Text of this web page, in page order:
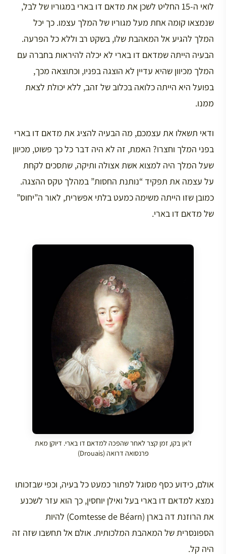
לואי ה-15 החליט לשכן את מדאם דו בארי במגוריו של לבל,
שנמצאו קומה אחת מעל מגוריו של המלך עצמו. כך יכל
המלך להגיע אל המאהבת שלו, בשקט רב וללא כל הפרעה.
הבעיה הייתה שמדאם דו בארי לא יכלה להיראות בחברה עם
המלך מכיוון שהיא עדיין לא הוצגה בפניו, וכתוצאה מכך,
בפועל היא הייתה כלואה בכלוב של זהב, ללא יכולת לצאת
ממנו.
ודאי תשאלו את עצמכם, מה הבעיה להציג את מדאם דו בארי
בפני המלך וחצרו? האמת, זה לא היה דבר כל כך פשוט, מכיוון
שעל המלך היה למצוא אשת אצולה ותיקה, שתסכים לקחת
על עצמה את תפקיד “נותנת החסות” במהלך טקס ההצגה.
כמובן שזו הייתה משימה כמעט בלתי אפשרית, לאור ה”יחוס”
של מדאם דו בארי.
ז’אן בקו, זמן קצר לאחר שהפכה למדאם דו בארי. דיוקן מאת
פרנסואה דרואה (Drouais)
אולם, כידוע כסף מסוגל לפתור כמעט כל בעיה, וכפי שבזכותו
נמצא למדאם דו בארי בעל ואילן יוחסין, כך הוא עזר לשכנע
את הרוזנת דה בארן (Comtesse de Béarn) להיות
הספונסרית של המאהבת המלכותית. אולם אל תחשבו שזה זה
היה קל.